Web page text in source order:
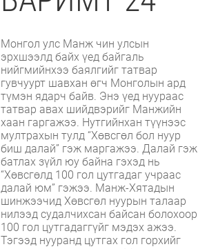
Монгол улс Манж чин улсын
эрхшээлд байх үед байгаль
нийгмийнхээ баялгийг татвар
гувчуурт шавхан өгч Монголын ард
түмэн ядарч байв. Энэ үед нуураас
татвар авах шийдвэрийг Манжийн
хаан гаргажээ. Нутгийнхан түүнээс
мултрахын тулд “Хөвсгөл бол нуур
биш далай” гэж маргажээ. Далай гэж
батлах зүйл юу байна гэхэд нь
“Хөвсгөлд 100 гол цутгадаг учраас
далай юм” гэжээ. Манж-Хятадын
шинжээчид Хөвсгөл нуурын талаар
нилээд судалчихсан байсан болохоор
100 гол цутгадаггүйг мэдэх ажээ.
Тэгээд нууранд цутгах гол горхийг